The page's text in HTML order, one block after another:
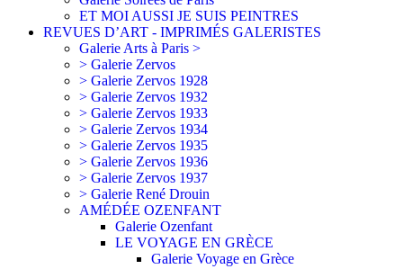
ET MOI AUSSI JE SUIS PEINTRES
REVUES D’ART - IMPRIMÉS GALERISTES
Galerie Arts à Paris >
> Galerie Zervos
> Galerie Zervos 1928
> Galerie Zervos 1932
> Galerie Zervos 1933
> Galerie Zervos 1934
> Galerie Zervos 1935
> Galerie Zervos 1936
> Galerie Zervos 1937
> Galerie René Drouin
AMÉDÉE OZENFANT
Galerie Ozenfant
LE VOYAGE EN GRÈCE
Galerie Voyage en Grèce